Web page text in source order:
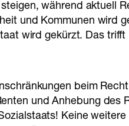
während aktuell
und Kommunen wird
wird gekürzt. Das trifft
beim
und Anhebung
Keine